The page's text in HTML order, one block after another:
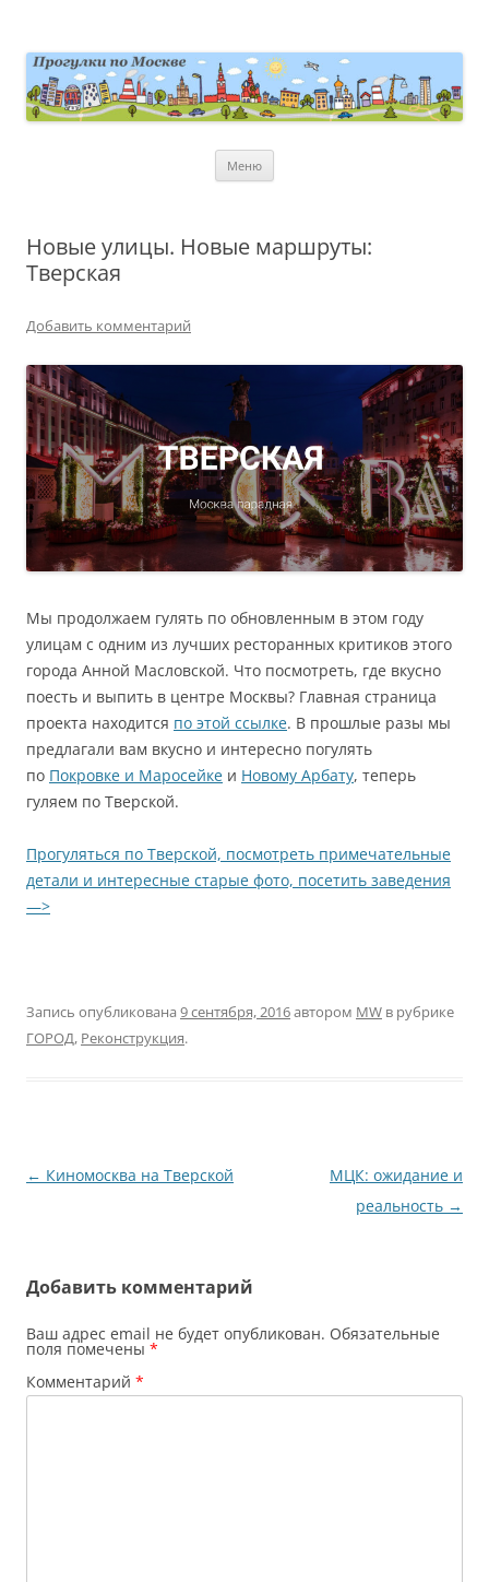
Меню
Новые улицы. Новые маршруты:
Тверская
Добавить комментарий
Мы продолжаем гулять по обновленным в этом году
улицам с одним из лучших ресторанных критиков этого
города Анной Масловской. Что посмотреть, где вкусно
поесть и выпить в центре Москвы? Главная страница
проекта находится по этой ссылке. В прошлые разы мы
предлагали вам вкусно и интересно погулять
по Покровке и Маросейке и Новому Арбату, теперь
гуляем по Тверской.
Прогуляться по Тверской, посмотреть примечательные
детали и интересные старые фото, посетить заведения
—>
Запись опубликована 9 сентября, 2016автором MW в рубрике
ГОРОД, Реконструкция.
Навигация
← Киномосква на Тверской
МЦК: ожидание и
реальность →
Добавить комментарий
Ваш адрес email не будет опубликован. Обязательные
поля помечены *
Комментарий *